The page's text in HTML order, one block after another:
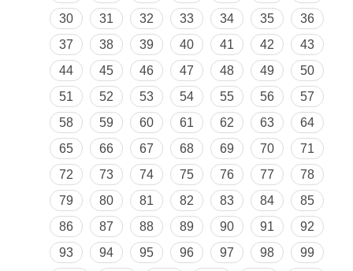
30
31 32 33 34 35
36
37
38 39 40 41 42
43
44
45 46 47 48 49
50
51
52 53 54 55 56
57
58
59 60 61 62 63
64
65
66 67 68 69 70
71
72
73 74 75 76 77
78
79
80 81 82 83 84
85
86
87 88 89 90 91
92
93
94 95 96 97 98
99